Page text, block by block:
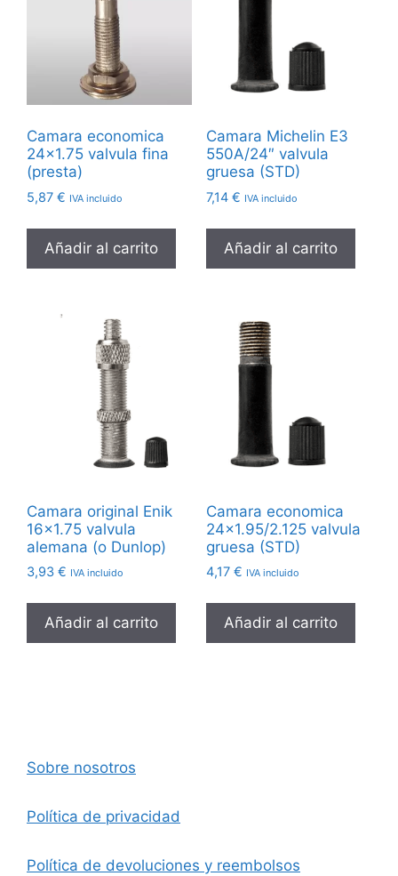
Camara economica
24×1.75 valvula fina
(presta)
5,87 € IVA incluido
Añadir al carrito
Camara Michelin E3
550A/24″ valvula
gruesa (STD)
7,14 € IVA incluido
Añadir al carrito
Camara original Enik
16×1.75 valvula
alemana (o Dunlop)
3,93 € IVA incluido
Añadir al carrito
Camara economica
24×1.95/2.125 valvula
gruesa (STD)
4,17 € IVA incluido
Añadir al carrito
Sobre nosotros
Política de privacidad
Política de devoluciones y reembolsos